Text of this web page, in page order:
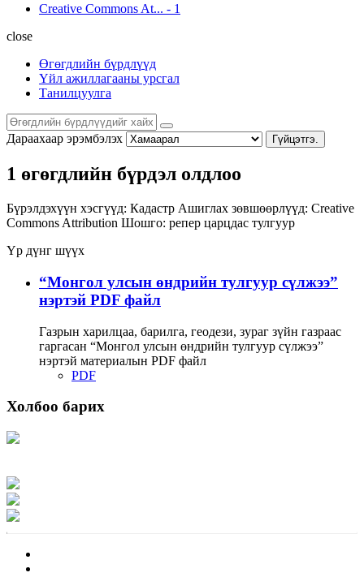
Creative Commons At... - 1
close
Өгөгдлийн бүрдлүүд
Үйл ажиллагааны урсгал
Танилцуулга
Дараахаар эрэмбэлэх Гүйцэтгэ.
1 өгөгдлийн бүрдэл олдлоо
Бүрэлдэхүүн хэсгүүд: Кадастр Ашиглах зөвшөөрлүүд: Creative
Commons Attribution Шошго: репер царцдас тулгуур
Үр дүнг шүүх
“Монгол улсын өндрийн тулгуур сүлжээ”
нэртэй PDF файл
Газрын харилцаа, барилга, геодези, зураг зүйн газраас
гаргасан “Монгол улсын өндрийн тулгуур сүлжээ”
нэртэй материалын PDF файл
PDF
Холбоо барих